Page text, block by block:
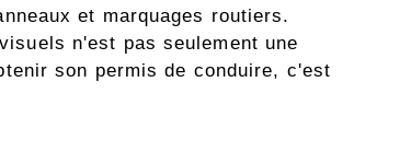
et marquages routiers.
n'est pas seulement une
son permis de conduire, c'est